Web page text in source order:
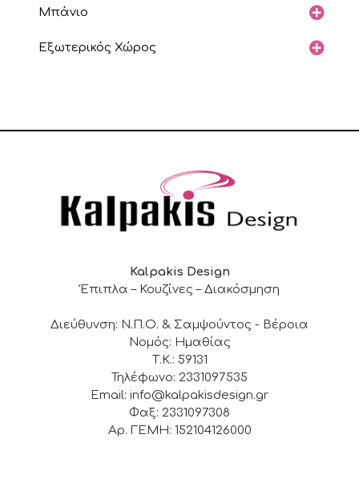
Μπάνιο
Εξωτερικός Χώρος
Kalpakis Design
Έπιπλα – Κουζίνες – Διακόσμηση
Διεύθυνση: Ν.Π.Ο. & Σαμψούντος - Βέροια
Νομός: Ημαθίας
Τ.Κ.: 59131
Τηλέφωνο: 2331097535
Email: info@kalpakisdesign.gr
Φαξ: 2331097308
Αρ. ΓΕΜΗ: 152104126000